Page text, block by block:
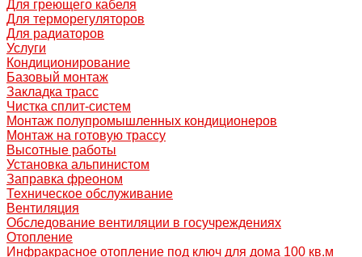
Для греющего кабеля
Для терморегуляторов
Для радиаторов
Услуги
Кондиционирование
Базовый монтаж
Закладка трасс
Чистка сплит-систем
Монтаж полупромышленных кондиционеров
Монтаж на готовую трассу
Высотные работы
Установка альпинистом
Заправка фреоном
Техническое обслуживание
Вентиляция
Обследование вентиляции в госучреждениях
Отопление
Инфракрасное отопление под ключ для дома 100 кв.м